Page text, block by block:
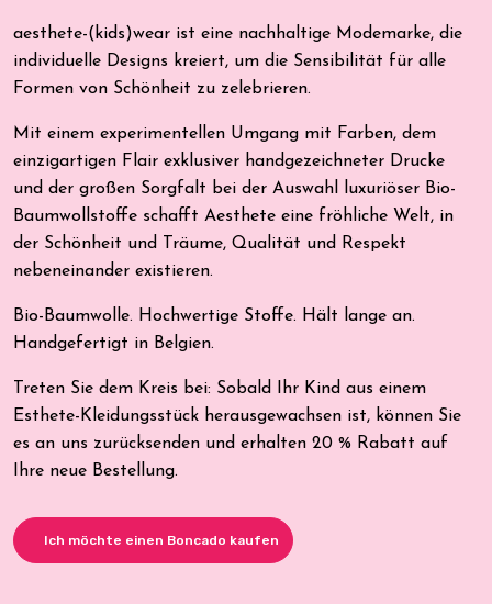
aesthete-(kids)wear ist eine nachhaltige Modemarke, die
individuelle Designs kreiert, um die Sensibilität für alle
Formen von Schönheit zu zelebrieren.
Mit einem experimentellen Umgang mit Farben, dem
einzigartigen Flair exklusiver handgezeichneter Drucke
und der großen Sorgfalt bei der Auswahl luxuriöser Bio-
Baumwollstoffe schafft Aesthete eine fröhliche Welt, in
der Schönheit und Träume, Qualität und Respekt
nebeneinander existieren.
Bio-Baumwolle. Hochwertige Stoffe. Hält lange an.
Handgefertigt in Belgien.
Treten Sie dem Kreis bei: Sobald Ihr Kind aus einem
Esthete-Kleidungsstück herausgewachsen ist, können Sie
es an uns zurücksenden und erhalten 20 % Rabatt auf
Ihre neue Bestellung.
Ich möchte einen Boncado kaufen